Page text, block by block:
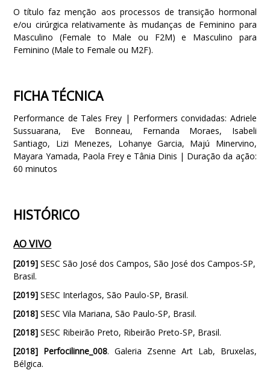
O título faz menção aos processos de transição hormonal
e/ou cirúrgica relativamente às mudanças de Feminino para
Masculino (Female to Male ou F2M) e Masculino para
Feminino (Male to Female ou M2F).
FICHA TÉCNICA
Performance de Tales Frey | Performers convidadas: Adriele
Sussuarana, Eve Bonneau, Fernanda Moraes, Isabeli
Santiago, Lizi Menezes, Lohanye Garcia, Majú Minervino,
Mayara Yamada, Paola Frey e Tânia Dinis | Duração da ação:
60 minutos
HISTÓRICO
AO VIVO
[2019]SESC São José dos Campos, São José dos Campos-SP,
Brasil.
[2019] SESC Interlagos, São Paulo-SP, Brasil.
[2018] SESC Vila Mariana, São Paulo-SP, Brasil.
[2018] SESC Ribeirão Preto, Ribeirão Preto-SP, Brasil.
[2018] Perfocilinne_008. Galeria Zsenne Art Lab, Bruxelas,
Bélgica.